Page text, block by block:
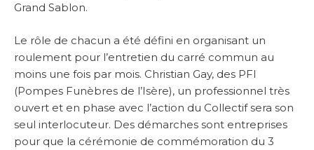
Grand Sablon.
Le rôle de chacun a été défini en organisant un
roulement pour l’entretien du carré commun au
moins une fois par mois. Christian Gay, des PFI
(Pompes Funèbres de l’Isère), un professionnel très
ouvert et en phase avec l’action du Collectif sera son
seul interlocuteur. Des démarches sont entreprises
pour que la cérémonie de commémoration du 3